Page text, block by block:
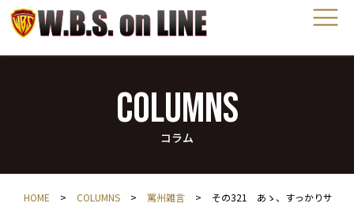
COLUMNS
コラム
HOME > COLUMNS > 罵州雑言 >
その321 あゝ、すっかりサ